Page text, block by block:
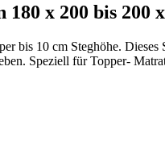
x 200 bis 200
bis 10 cm Steghöhe.
Speziell für Topper-